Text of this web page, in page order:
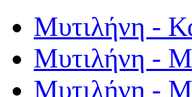
Μυτιλήνη -
Μυτιλήνη -
Μυτιλήνη -